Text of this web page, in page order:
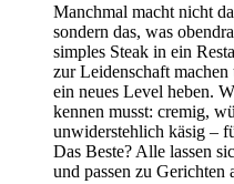
Manchmal macht nicht
sondern das, was
simples Steak in ein
zur Leidenschaft
ein neues Level heben.
kennen musst: cremig,
unwiderstehlich käsig –
Das Beste? Alle lassen
und passen zu Gerichten